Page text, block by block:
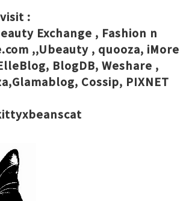
:
Exchange , Fashion n
,,Ubeauty , quooza, iMore
, BlogDB, Weshare ,
,Glamablog, Cossip, PIXNET